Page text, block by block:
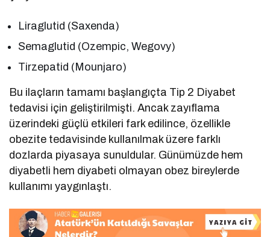
Liraglutid (Saxenda)
Semaglutid (Ozempic, Wegovy)
Tirzepatid (Mounjaro)
Bu ilaçların tamamı başlangıçta Tip 2 Diyabet
tedavisi için geliştirilmişti. Ancak zayıflama
üzerindeki güçlü etkileri fark edilince, özellikle
obezite tedavisinde kullanılmak üzere farklı
dozlarda piyasaya sunuldular. Günümüzde hem
diyabetli hem diyabeti olmayan obez bireylerde
kullanımı yaygınlaştı.